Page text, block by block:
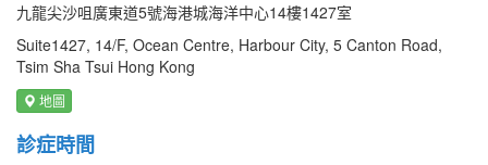
九龍尖沙咀廣東道5號海港城海洋中心14樓1427室
Suite1427, 14/F, Ocean Centre, Harbour City, 5 Canton Road,
Tsim Sha Tsui Hong Kong
地圖
診症時間